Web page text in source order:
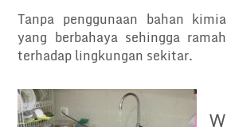
Tanpa penggunaan bahan kimia
yang berbahaya sehingga ramah
terhadap lingkungan sekitar.
W